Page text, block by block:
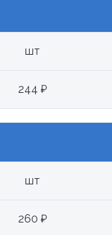
шт
244 ₽
шт
260 ₽